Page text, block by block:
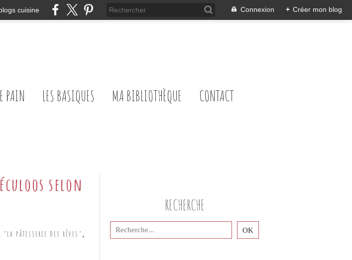
cuisine Connexion + Créer mon blog
PAIN LES BASIQUES MA BIBLIOTHÈQUE CONTACT
selon
"LA PÂTISSERIE DES RÊVES" ,
RECHERCHE